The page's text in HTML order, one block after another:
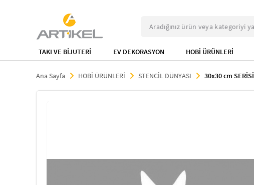
TAKI VE BİJUTERİ EV DEKORASYON HOBİ ÜRÜNLERİ
Ana Sayfa HOBİ ÜRÜNLERİ STENCİL DÜNYASI 30x30 cm SERİSİ